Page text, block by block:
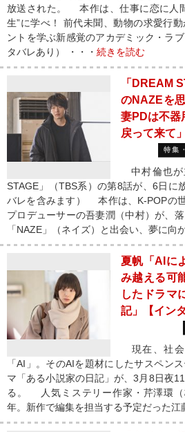
放送された。 本作は、仕事に恋に人
生”に学べ！ 前代未聞、動物の求愛行
ントを学ぶ新感覚のアカデミック・ラ
タバレあり） ・・・ 続きを読む
「DREAM
のNAZEを
妻PDは不器
戻って来て」
特集
中村倫也が
STAGE」（TBS系）の第8話が、6日に
バレを含みます） 本作は、K-POPの
プロデューサーの吾妻潤（中村）が、
「NAZE」（ネイズ）と出会い、夢に向
夏帆「AIに
み越える可
したドラマ
記」【イン
現在、社会
「AI」。そのAIを題材にしたサスペン
マ「ある小説家の日記」が、3月8日夜
る。 人気ミステリー作家・芹澤環（
年。新作で編集を担当する予定だった江